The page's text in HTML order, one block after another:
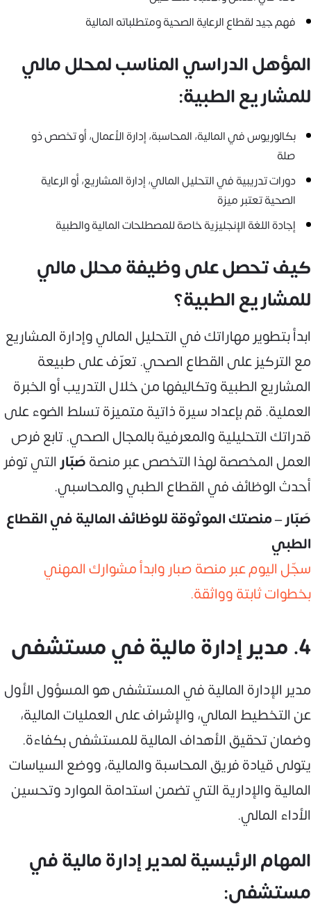
فهم جيد لقطاع الرعاية الصحية ومتطلباته المالية
المؤهل الدراسي المناسب لمحلل مالي
للمشاريع الطبية:
بكالوريوس في المالية، المحاسبة، إدارة الأعمال، أو تخصص ذو
صلة
دورات تدريبية في التحليل المالي، إدارة المشاريع، أو الرعاية
الصحية تعتبر ميزة
إجادة اللغة الإنجليزية خاصة للمصطلحات المالية والطبية
كيف تحصل على وظيفة محلل مالي
للمشاريع الطبية؟
ابدأ بتطوير مهاراتك في التحليل المالي وإدارة المشاريع
مع التركيز على القطاع الصحي. تعرّف على طبيعة
المشاريع الطبية وتكاليفها من خلال التدريب أو الخبرة
العملية. قم بإعداد سيرة ذاتية متميزة تسلط الضوء على
قدراتك التحليلية والمعرفية بالمجال الصحي. تابع فرص
العمل المخصصة لهذا التخصص عبر منصةصَبّارالتي توفر
أحدث الوظائف في القطاع الطبي والمحاسبي.
صَبّار – منصتك الموثوقة للوظائف المالية في القطاع
الطبي
سجّل اليوم عبر منصة صبار وابدأ مشوارك المهني
بخطوات ثابتة وواثقة.
4. مدير إدارة مالية في مستشفى
مدير الإدارة المالية في المستشفى هو المسؤول الأول
عن التخطيط المالي، والإشراف على العمليات المالية،
وضمان تحقيق الأهداف المالية للمستشفى بكفاءة.
يتولى قيادة فريق المحاسبة والمالية، ووضع السياسات
المالية والإدارية التي تضمن استدامة الموارد وتحسين
الأداء المالي.
المهام الرئيسية لمدير إدارة مالية في
مستشفى: